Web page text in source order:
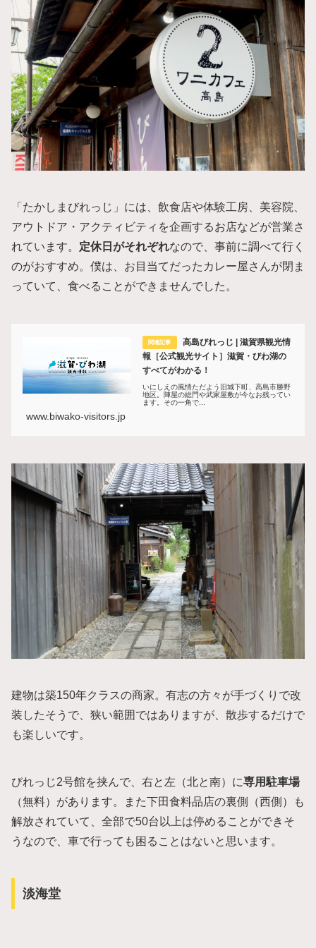
「たかしまびれっじ」には、飲食店や体験工房、美容院、
アウトドア・アクティビティを企画するお店などが営業さ
れています。 定休日がそれぞれなので、事前に調べて行く
のがおすすめ。僕は、お目当てだったカレー屋さんが閉ま
っていて、食べることができませんでした。
高島びれっじ | 滋賀県観光情
報［公式観光サイト］滋賀・びわ湖の
すべてがわかる！
いにしえの風情ただよう旧城下町、高島市勝野
地区。陣屋の総門や武家屋敷が今なお残ってい
ます。その一角で...
www.biwako-visitors.jp
建物は築150年クラスの商家。有志の方々が手づくりで改
装したそうで、狭い範囲ではありますが、散歩するだけで
も楽しいです。
びれっじ2号館を挟んで、右と左（北と南）に専用駐車場
（無料）があります。また下田食料品店の裏側（西側）も
解放されていて、全部で50台以上は停めることができそ
うなので、車で行っても困ることはないと思います。
淡海堂